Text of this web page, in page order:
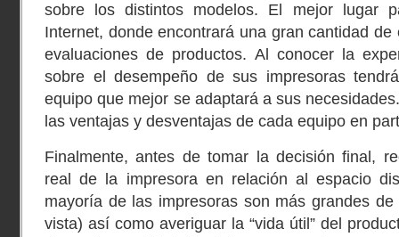
sobre los distintos modelos. El mejor lugar
Internet, donde encontrará una gran cantidad
evaluaciones de productos. Al conocer la
sobre el desempeño de sus impresoras
equipo que mejor se adaptará a sus
las ventajas y desventajas de cada equipo en
Finalmente, antes de tomar la decisión final,
real de la impresora en relación al espacio
mayoría de las impresoras son más grandes
vista) así como averiguar la “vida útil” del